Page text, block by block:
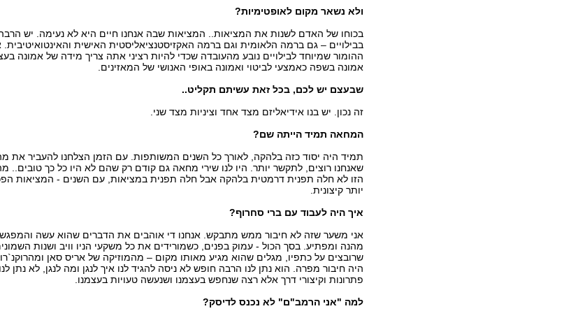
ולא נשאר מקום לאופטימיות?
בכוחו של האדם לשנות את המציאות.. המציאות שבה אנחנו חיים היא לא נעימה. יש הרבה
בבילויים – גם ברמה הלאומית וגם ברמה האקזיסטנציאליסטית האישית והאינטואיטיבית.
ההומור שמיוחד לבילויים נובע מהעובדה שכדי להיות רציני אתה צריך מידה של אמונה
אמונה בשפה כאמצעי לביטוי ואמונה באופי האנושי של המאזינים.
שבעצם יש לכם, בכל זאת עשיתם תקליט..
זה נכון. יש בנו אידיאליזם מצד אחד וציניות מצד שני.
המחאה תמיד הייתה שם?
תמיד היה יסוד כזה בלהקה, לאורך כל השנים המשותפות. עם הזמן הצלחנו להעביר את
שאנחנו רוצים, לתקשר יותר. היו לנו שירי מחאה גם קודם רק שהם לא היו כל כך טובים..
הזו לא חלה תפנית דרמטית בלהקה אבל חלה תפנית במציאות, עם השנים - המציאות
יותר קיצונית.
איך היה לעבוד עם ברי סחרוף?
אני משער שזה לא חיבור ממש מתבקש. אנחנו די אוהבים את הדברים שהוא עשה
מהנה ומפתיע. בסך הכול - עמוק בפנים, כשמורידים את כל משקעי הניו וויב ושנות
שרובצים על כתפיו, מגלים שהוא מגיע מאותו מקום – מהמוזיקה של אריס סאן
היה חיבור מפרה. הוא נתן לנו הרבה חופש לא ניסה להגיד לנו איך לנגן ומה לנגן, לא נתן לנו
פתרונות וקיצורי דרך אלא רצה שנחפש בעצמנו ושנעשה טעויות בעצמנו.
למה "אני הרמב"ם" לא נכנס לדיסק?